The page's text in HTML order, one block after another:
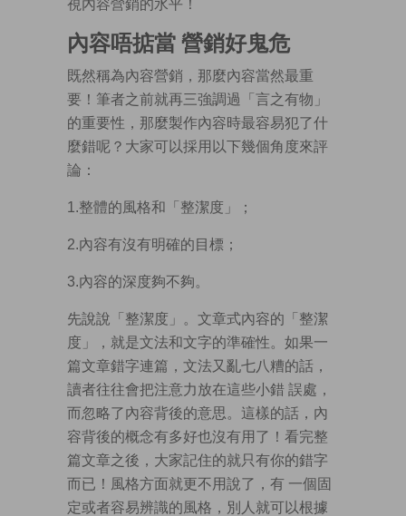
視內容營銷的水平！
內容唔掂當 營銷好鬼危
既然稱為內容營銷，那麼內容當然最重
要！筆者之前就再三強調過「言之有物」
的重要性，那麼製作內容時最容易犯了什
麼錯呢？大家可以採用以下幾個角度來評
論：
1.整體的風格和「整潔度」；
2.內容有沒有明確的目標；
3.內容的深度夠不夠。
先說說「整潔度」。文章式內容的「整潔
度」，就是文法和文字的準確性。如果一
篇文章錯字連篇，文法又亂七八糟的話，
讀者往往會把注意力放在這些小錯 誤處，
而忽略了內容背後的意思。這樣的話，內
容背後的概念有多好也沒有用了！看完整
篇文章之後，大家記住的就只有你的錯字
而已！風格方面就更不用說了，有 一個固
定或者容易辨識的風格，別人就可以根據